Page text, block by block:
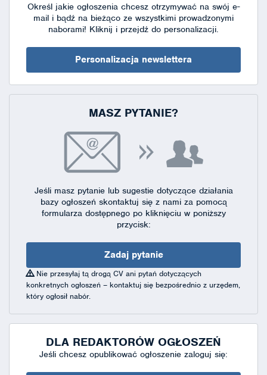
Określ jakie ogłoszenia chcesz otrzymywać na swój e-
mail i bądź na bieżąco ze wszystkimi prowadzonymi
naborami! Kliknij i przejdź do personalizacji.
Personalizacja newslettera
MASZ PYTANIE?
Jeśli masz pytanie lub sugestie dotyczące działania
bazy ogłoszeń skontaktuj się z nami za pomocą
formularza dostępnegopo kliknięciu w poniższy
przycisk:
Zadaj pytanie
Nie przesyłaj tą drogą CV ani pytań dotyczących
konkretnych ogłoszeń – kontaktuj się bezpośrednio z urzędem,
który ogłosił nabór.
DLA REDAKTORÓW OGŁOSZEŃ
Jeśli chcesz opublikować ogłoszenie zaloguj się: